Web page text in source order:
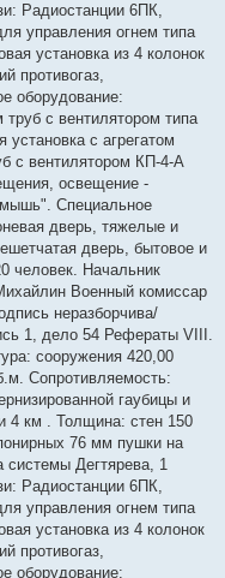
Радиостанции 6ПК,
управления огнем типа
установка из 4 колонок
противогаз,
оборудование:
с вентилятором типа
с агрегатом
с вентилятором КП-4-А
освещение -
Специальное
дверь, тяжелые и
дверь, бытовое и
человек. Начальник
Военный комиссар
неразборчива/
1, дело 54 Рефераты VIII.
сооружения 420,00
Сопротивляемость:
гаубицы и
4 км . Толщина: стен 150
76 мм пушки на
Дегтярева, 1
Радиостанции 6ПК,
управления огнем типа
установка из 4 колонок
противогаз,
оборудование: